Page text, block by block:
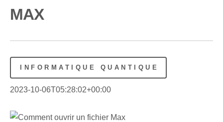
MAX
INFORMATIQUE QUANTIQUE
2023-10-06T05:28:02+00:00